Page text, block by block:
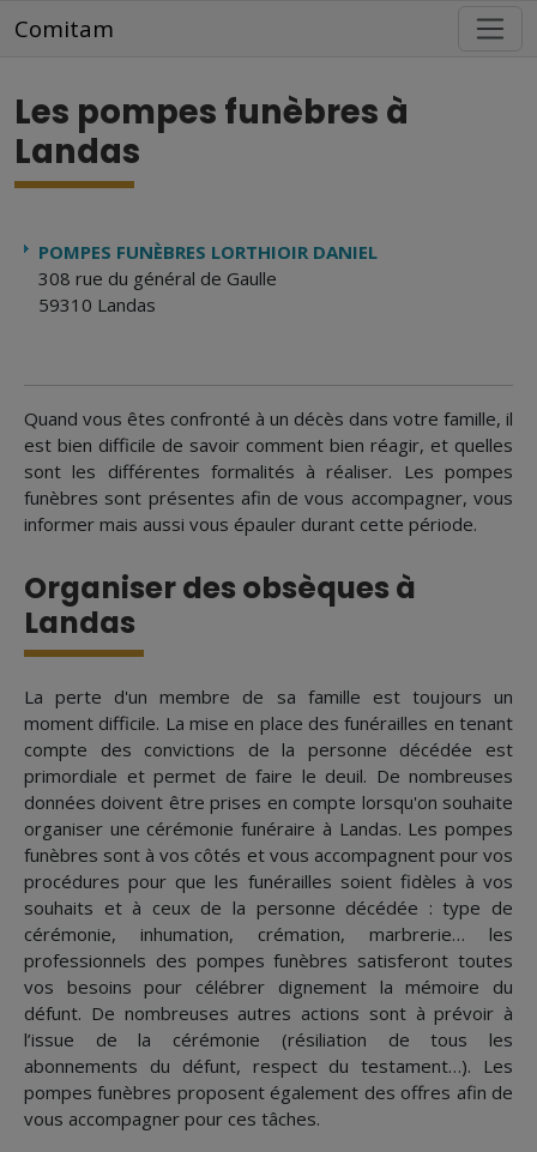
Comitam
Les pompes funèbres à
Landas
Quand vous êtes confronté à un décès dans votre famille, il
est bien difficile de savoir comment bien réagir, et quelles
sont les différentes formalités à réaliser. Les pompes
funèbres sont présentes afin de vous accompagner, vous
informer mais aussi vous épauler durant cette période.
Organiser des obsèques à
Landas
La perte d'un membre de sa famille est toujours un
moment difficile. La mise en place des funérailles en tenant
compte des convictions de la personne décédée est
primordiale et permet de faire le deuil. De nombreuses
données doivent être prises en compte lorsqu'on souhaite
organiser une cérémonie funéraire à Landas. Les pompes
funèbres sont à vos côtés et vous accompagnent pour vos
procédures pour que les funérailles soient fidèles à vos
souhaits et à ceux de la personne décédée : type de
cérémonie, inhumation, crémation, marbrerie… les
professionnels des pompes funèbres satisferont toutes
vos besoins pour célébrer dignement la mémoire du
défunt. De nombreuses autres actions sont à prévoir à
l’issue de la cérémonie (résiliation de tous les
abonnements du défunt, respect du testament…). Les
pompes funèbres proposent également des offres afin de
vous accompagner pour ces tâches.
POMPES FUNÈBRES LORTHIOIR DANIEL
308 rue du général de Gaulle
59310 Landas